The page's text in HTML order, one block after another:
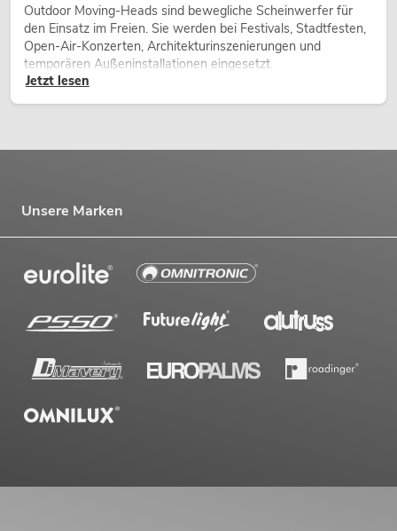
Outdoor Moving-Heads sind bewegliche Scheinwerfer für
den Einsatz im Freien. Sie werden bei Festivals, Stadtfesten,
Open-Air-Konzerten, Architekturinszenierungen und
temporären Außeninstallationen eingesetzt.
Jetzt lesen
Unsere Marken